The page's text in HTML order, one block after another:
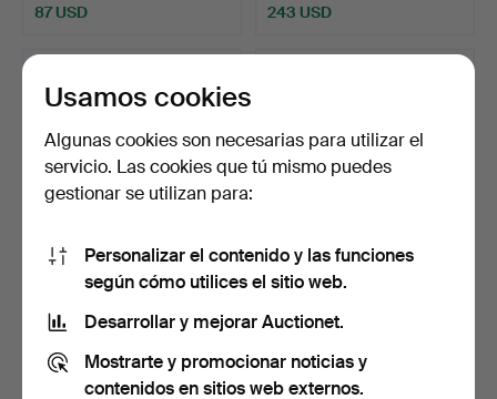
87 USD 243 USD
PAR DE GEMELOS DE
METAL AMARILLO CON
CALCE…
Subastado 25 jun 2026
11 pujas
303 USD
ANILLO NAVETTE DE
METAL AMARILLO CON
8 pujas
404 USD
Usamos cookies
Algunas cookies son necesarias para utilizar el
servicio. Las cookies que tú mismo puedes
gestionar se utilizan para:
Personalizar el contenido y las funciones
según cómo utilices el sitio web.
Desarrollar y mejorar Auctionet.
Mostrarte y promocionar noticias y
contenidos en sitios web externos.